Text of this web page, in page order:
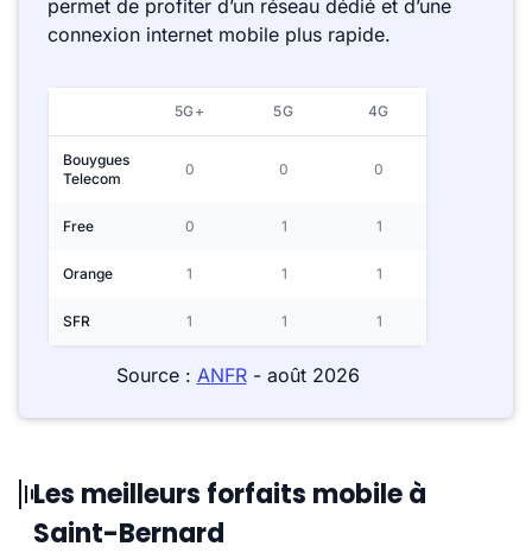
permet de profiter d’un réseau dédié et d’une
connexion internet mobile plus rapide.
5G+ 5G 4G
Bouygues
Telecom
0 0 0
Free 0 1 1
Orange 1 1 1
SFR 1 1 1
Source : ANFR- août 2026
Les meilleurs forfaits mobile à
Saint-Bernard